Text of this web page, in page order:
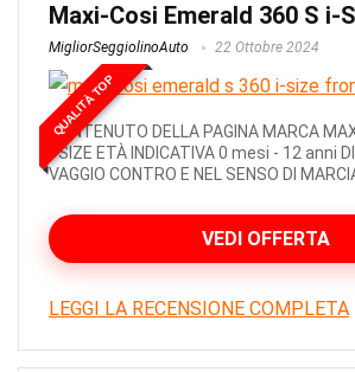
Maxi-Cosi Emerald 360 S i-
MigliorSeggiolinoAuto 22 Ottobre 2024
QUALITÀ TOP
CONTENUTO DELLA PAGINA MARCA
I-SIZE ETÀ INDICATIVA 0 mesi - 12 anni
VAGGIO CONTRO E NEL SENSO DI
VEDI OFFERTA
LEGGI LA RECENSIONE COMPLETA